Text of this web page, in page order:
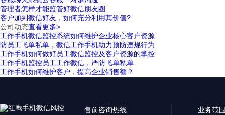
管理者怎样才能监管好微信朋友圈
客户加到微信好友，如何充分利用其价值?
公司动态查看更多>
工作手机微信监控系统如何维护企业核心客户资源
防员工飞单私单，微信工作手机助力预防违规行为
工作手机如何做好员工微信监控及客户资源的掌控
工作手机监控员工工作微信，严防飞单私单
工作手机如何维护客户，提高企业销售额？
售前咨询热线 业务范